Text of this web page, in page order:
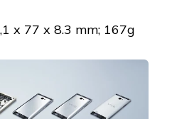
x 77 x 8.3 mm; 167g